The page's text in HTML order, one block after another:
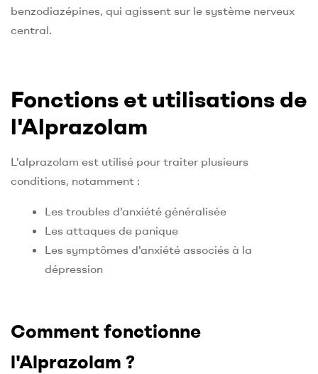
benzodiazépines, qui agissent sur le système nerveux
central.
Fonctions et utilisations de
l'Alprazolam
L'alprazolam est utilisé pour traiter plusieurs
conditions, notamment :
Les troubles d'anxiété généralisée
Les attaques de panique
Les symptômes d'anxiété associés à la
dépression
Comment fonctionne
l'Alprazolam ?